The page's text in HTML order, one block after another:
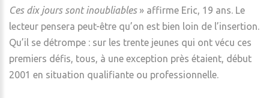
Ces dix jours sont inoubliables» affirme Eric, 19 ans. Le
lecteur pensera peut-être qu’on est bien loin de l’insertion.
Qu’il se détrompe : sur les trente jeunes qui ont vécu ces
premiers défis, tous, à une exception près étaient, début
2001 en situation qualifiante ou professionnelle.